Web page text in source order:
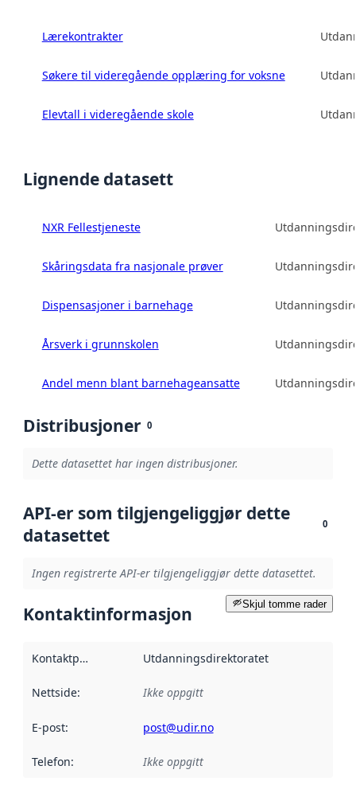
Lærekontrakter
Søkere til videregående opplæring for voksne
Elevtall i videregående skole
Lignende datasett
NXR Fellestjeneste
Skåringsdata fra nasjonale prøver
Dispensasjoner i barnehage
Årsverk i grunnskolen
Andel menn blant barnehageansatte
Distribusjoner 0
Dette datasettet har ingen distribusjoner.
API-er som tilgjengeliggjør dette
datasettet
0
Ingen registrerte API-er tilgjengeliggjør dette datasettet.
Skjul tomme rader
Kontaktinformasjon
Kontaktpunkt Utdanningsdirektoratet
Nettside: Ikke oppgitt
E-post: post@udir.no
Telefon: Ikke oppgitt